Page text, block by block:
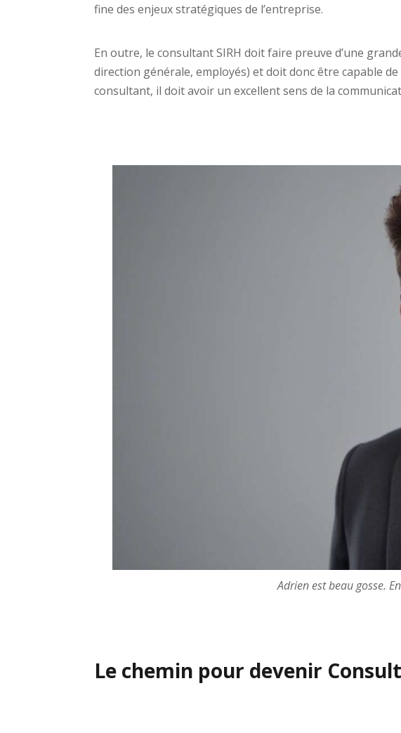
fine des enjeux stratégiques de l’entreprise.
En outre, le consultant SIRH doit faire preuve d’une
direction générale, employés) et doit donc être capable
consultant, il doit avoir un excellent sens de la
Adrien est beau gosse.
Le chemin pour devenir